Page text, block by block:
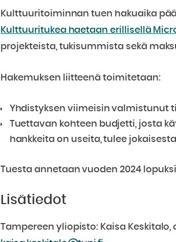
Kulttuuritoiminnan tuen hakuaika
Kulttuuritukea haetaan erillisellä
projekteista, tukisummista sekä
Hakemuksen liitteenä toimitetaan:
Yhdistyksen viimeisin valmistunut
Tuettavan kohteen budjetti, josta
hankkeita on useita, tulee
Tuesta annetaan vuoden 2024
Lisätiedot
Tampereen yliopisto: Kaisa